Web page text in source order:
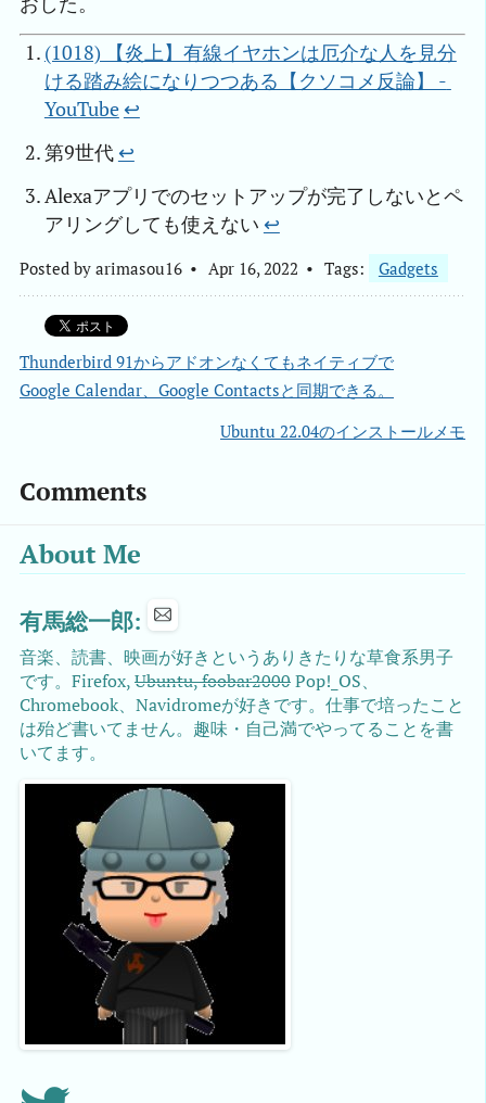
(1018) 【炎上】有線イヤホンは厄介な人を見分
ける踏み絵になりつつある【クソコメ反論】 -
YouTube↩︎
第9世代↩︎
Alexaアプリでのセットアップが完了しないとペ
アリングしても使えない ↩︎
Posted by arimasou16 Apr 16, 2022 Tags: Gadgets
Thunderbird 91からアドオンなくてもネイティブで
Google Calendar、Google Contactsと同期できる。
Ubuntu 22.04のインストールメモ
Comments
About Me
有馬総一郎:
音楽、読書、映画が好きというありきたりな草食系男子
です。Firefox,Ubuntu, foobar2000Pop!_OS、
Chromebook、Navidromeが好きです。仕事で培ったこと
は殆ど書いてません。趣味・自己満でやってることを書
いてます。